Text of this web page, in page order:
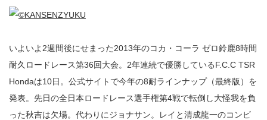
いよいよ2週間後にせまった2013年のコカ・コーラ ゼロ鈴鹿8時間
耐久ロードレース第36回大会。2年連続で優勝しているF.C.C TSR
Hondaは10日。公式サイトで今年の8耐ラインナップ（最終版）を
発表。先日の全日本ロードレース選手権第4戦で転倒し大怪我を負
った秋吉は欠場。代わりにジョナサン。レイと清成龍一のコンビ